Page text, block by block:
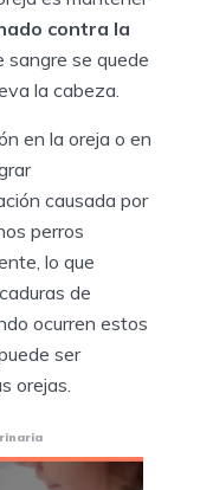
contra la
sangre se quede
la cabeza.
en la oreja o en
causada por
perros
lo que
de
ocurren estos
ser
orejas.